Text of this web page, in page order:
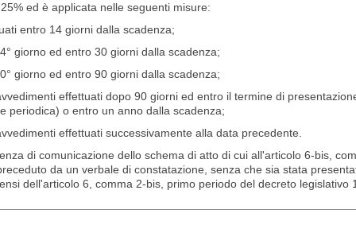
ed è applicata nelle seguenti misure:
entro 14 giorni dalla scadenza;
giorno ed entro 30 giorni dalla scadenza;
giorno ed entro 90 giorni dalla scadenza;
effettuati dopo 90 giorni ed entro il termine di
periodica) o entro un anno dalla scadenza;
effettuati successivamente alla data precedente.
di comunicazione dello schema di atto di cui all'articolo 6-bis,
da un verbale di constatazione, senza che sia stata
dell'articolo 6, comma 2-bis, primo periodo del decreto legislativo